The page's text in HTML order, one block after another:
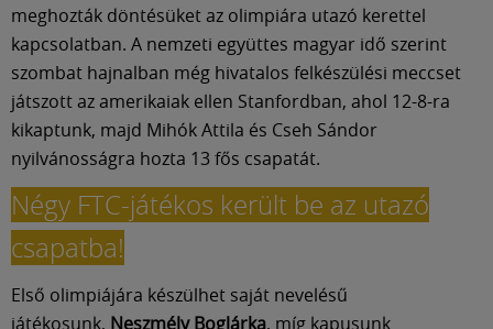
meghozták döntésüket az olimpiára utazó kerettel
kapcsolatban. A nemzeti együttes magyar idő szerint
szombat hajnalban még hivatalos felkészülési meccset
játszott az amerikaiak ellen Stanfordban, ahol 12-8-ra
kikaptunk, majd Mihók Attila és Cseh Sándor
nyilvánosságra hozta 13 fős csapatát.
Négy FTC-játékos került be az utazó
csapatba!
Első olimpiájára készülhet saját nevelésű
játékosunk, Neszmély Boglárka, míg kapusunk
Múzeum
English